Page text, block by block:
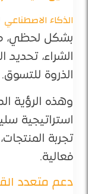
الذكاء الاصطناعي
بشكل لحظي،
الشراء، تحديد
الذروة للتسوق.
وهذه الرؤية
استراتيجية
تجربة
فعالية.
دعم متعدد